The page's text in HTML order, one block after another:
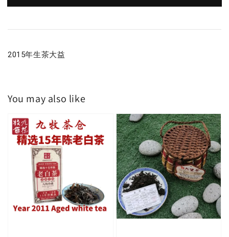
2015年生茶大益
You may also like